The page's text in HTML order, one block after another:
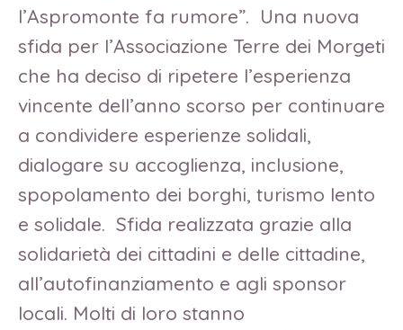
l’Aspromonte fa rumore”. Una nuova
sfida per l’Associazione Terre dei Morgeti
che ha deciso di ripetere l’esperienza
vincente dell’anno scorso per continuare
a condividere esperienze solidali,
dialogare su accoglienza, inclusione,
spopolamento dei borghi, turismo lento
e solidale. Sfida realizzata grazie alla
solidarietà dei cittadini e delle cittadine,
all’autofinanziamento e agli sponsor
locali. Molti di loro stanno